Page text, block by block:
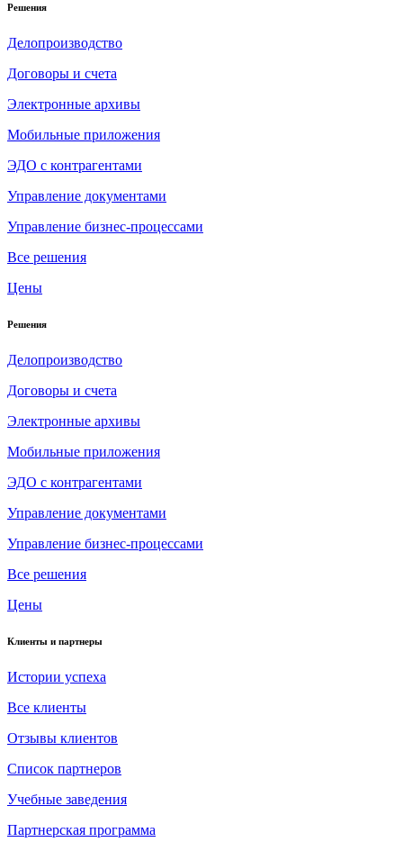
Решения
Делопроизводство
Договоры и счета
Электронные архивы
Мобильные приложения
ЭДО с контрагентами
Управление документами
Управление бизнес-процессами
Все решения
Цены
Решения
Делопроизводство
Договоры и счета
Электронные архивы
Мобильные приложения
ЭДО с контрагентами
Управление документами
Управление бизнес-процессами
Все решения
Цены
Клиенты и партнеры
Истории успеха
Все клиенты
Отзывы клиентов
Список партнеров
Учебные заведения
Партнерская программа